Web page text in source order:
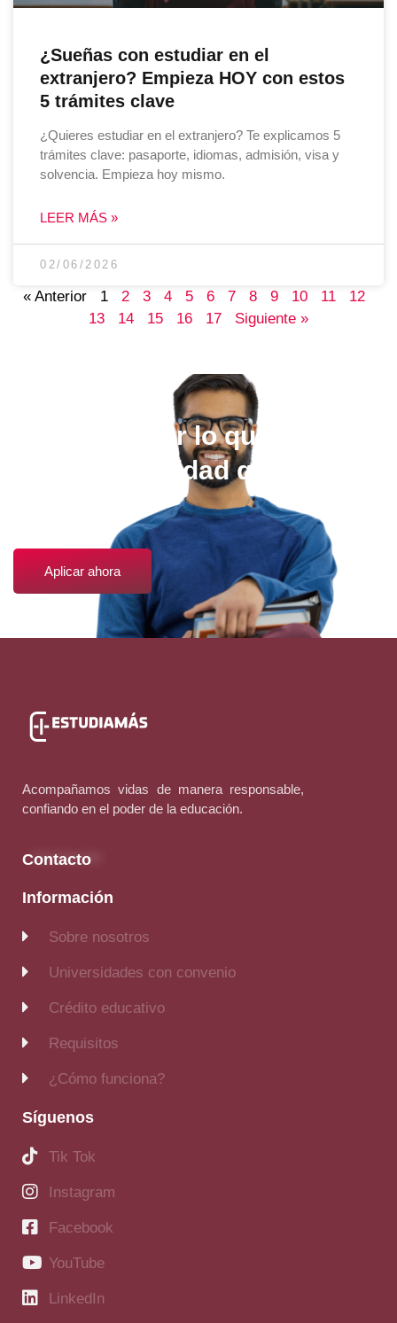
¿Sueñas con estudiar en el
extranjero? Empieza HOY con estos
5 trámites clave
¿Quieres estudiar en el extranjero? Te explicamos 5
trámites clave: pasaporte, idiomas, admisión, visa y
solvencia. Empieza hoy mismo.
LEER MÁS »
02/06/2026
« Anterior 1 2 3 4 5 6 7 8 9 10 11
12
13
14 15 16 17 Siguiente »
Elige estudiar lo que quieras,
en la universidad que más te
Aplicar ahora
Acompañamos vidas de manera responsable,
confiando en el poder de la educación.
Contacto
Información
Sobre nosotros
Universidades con convenio
Crédito educativo
Requisitos
¿Cómo funciona?
Síguenos
Tik Tok
Instagram
Facebook
YouTube
LinkedIn